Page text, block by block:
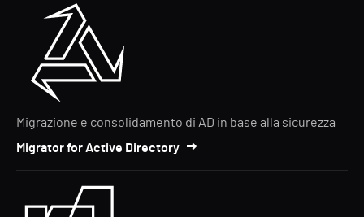
Migrazione e consolidamento di AD in base alla sicurezza
Migrator for Active Directory